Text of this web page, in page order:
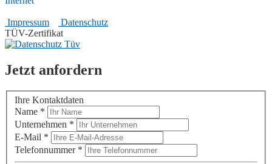
Impressum
Datenschutz
TÜV-Zertifikat
Jetzt anfordern
Ihre Kontaktdaten
Name *
Unternehmen *
E-Mail *
Telefonnummer *